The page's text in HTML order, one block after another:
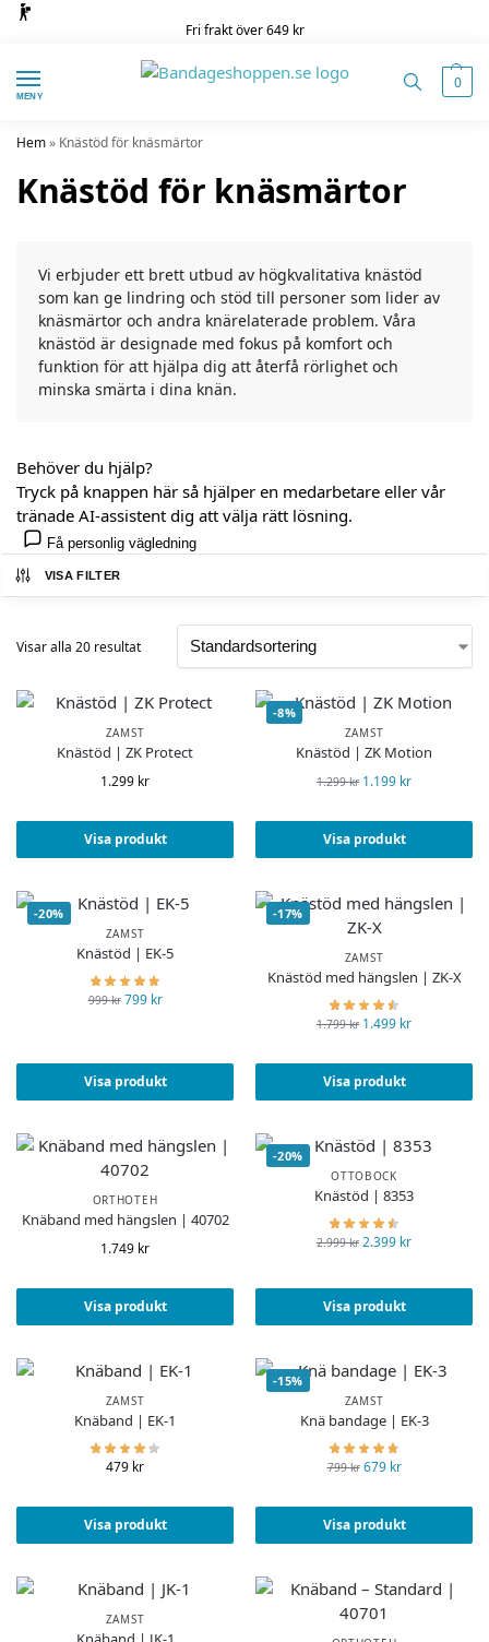
Fri frakt över 649 kr
MENY
0
Hem» Knästöd för knäsmärtor
Knästöd för knäsmärtor
Vi erbjuder ett brett utbud av högkvalitativa knästöd
som kan ge lindring och stöd till personer som lider av
knäsmärtor och andra knärelaterade problem. Våra
knästöd är designade med fokus på komfort och
funktion för att hjälpa dig att återfå rörlighet och
minska smärta i dina knän.
Behöver du hjälp?
Tryck på knappen här så hjälper en medarbetare eller vår
tränade AI-assistent dig att välja rätt lösning.
Få personlig vägledning
VISA FILTER
Visar alla 20 resultat
ZAMST
Knästöd | ZK Protect
1.299 kr
Visa produkt
-8%
ZAMST
Knästöd | ZK Motion
1.299kr 1.199 kr
Visa produkt
-20%
ZAMST
Knästöd | EK-5
999kr 799 kr
Visa produkt
-17%
ZAMST
Knästöd med hängslen | ZK-X
1.799kr 1.499 kr
Visa produkt
ORTHOTEH
Knäband med hängslen | 40702
1.749 kr
Visa produkt
-20%
OTTOBOCK
Knästöd | 8353
2.999kr 2.399 kr
Visa produkt
ZAMST
Knäband | EK-1
479 kr
Visa produkt
-15%
ZAMST
Knä bandage | EK-3
799kr 679 kr
Visa produkt
ZAMST